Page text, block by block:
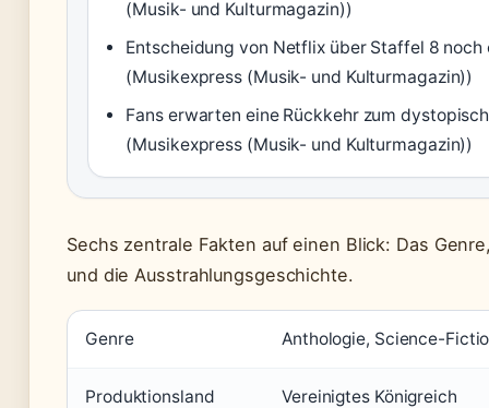
(Musik- und Kulturmagazin))
Entscheidung von Netflix über Staffel 8 noch
(Musikexpress (Musik- und Kulturmagazin))
Fans erwarten eine Rückkehr zum
(Musikexpress (Musik- und Kulturmagazin))
Sechs zentrale Fakten auf einen Blick: Das
und die Ausstrahlungsgeschichte.
Genre Anthologie, Science-
Produktionsland Vereinigtes Königreich